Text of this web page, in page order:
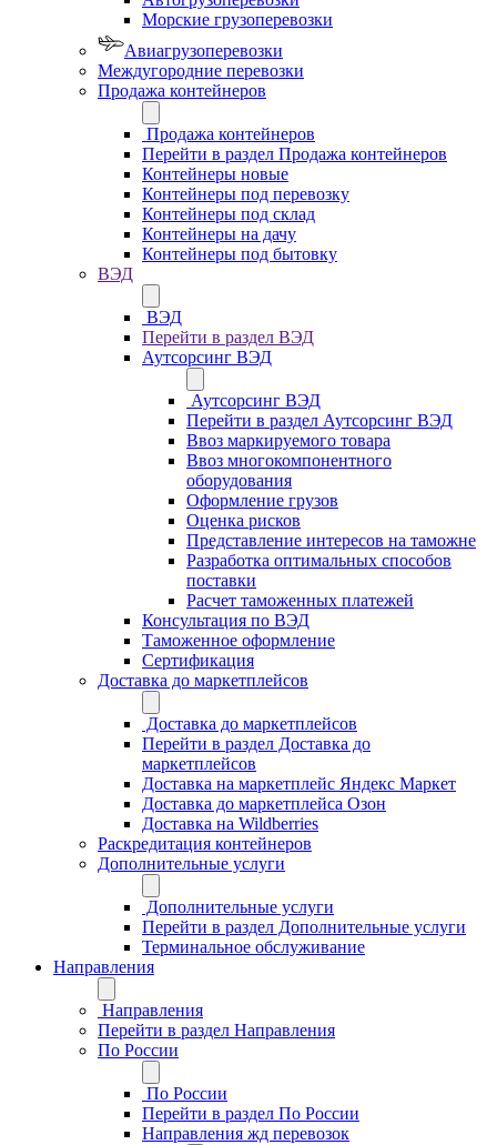
Морские грузоперевозки
Авиагрузоперевозки
Междугородние перевозки
Продажа контейнеров
Продажа контейнеров
Перейти в раздел Продажа контейнеров
Контейнеры новые
Контейнеры под перевозку
Контейнеры под склад
Контейнеры на дачу
Контейнеры под бытовку
ВЭД
ВЭД
Перейти в раздел ВЭД
Аутсорсинг ВЭД
Аутсорсинг ВЭД
Перейти в раздел Аутсорсинг ВЭД
Ввоз маркируемого товара
Ввоз многокомпонентного
оборудования
Оформление грузов
Оценка рисков
Представление интересов на таможне
Разработка оптимальных способов
поставки
Расчет таможенных платежей
Консультация по ВЭД
Таможенное оформление
Сертификация
Доставка до маркетплейсов
Доставка до маркетплейсов
Перейти в раздел Доставка до
маркетплейсов
Доставка на маркетплейс Яндекс Маркет
Доставка до маркетплейса Озон
Доставка на Wildberries
Раскредитация контейнеров
Дополнительные услуги
Дополнительные услуги
Перейти в раздел Дополнительные услуги
Терминальное обслуживание
Направления
Направления
Перейти в раздел Направления
По России
По России
Перейти в раздел По России
Направления жд перевозок